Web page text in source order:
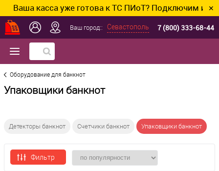
касса уже готова к ТС ПИоТ? Подключим и ✕
Ваш город:: Севастополь 7 (800) 333-68-44
Оборудование для банкнот
Упаковщики банкнот
Детекторы банкнот Счетчики банкнот Упаковщики банкнот
Фильтр